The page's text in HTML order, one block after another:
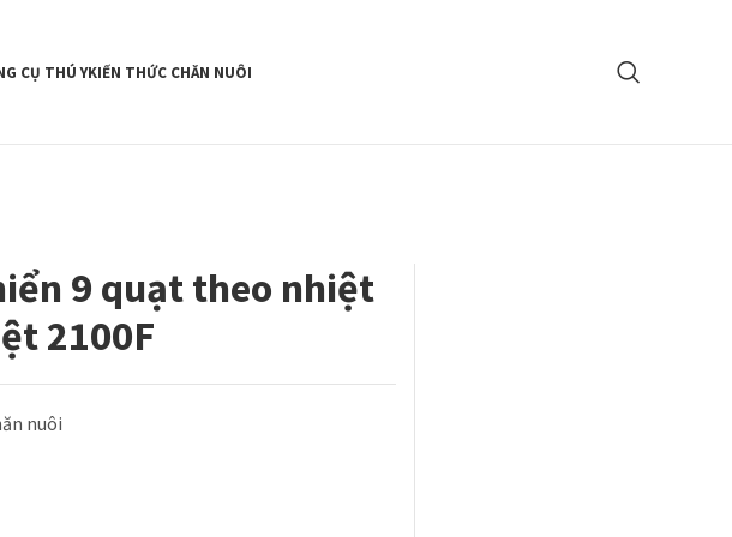
CỤ THÚ YKIẾN THỨC CHĂN NUÔI
9 quạt theo nhiệt
2100F
nuôi